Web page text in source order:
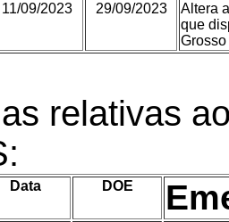
11/09/2023 29/09/2023
Altera
que
relativas
Data DOE